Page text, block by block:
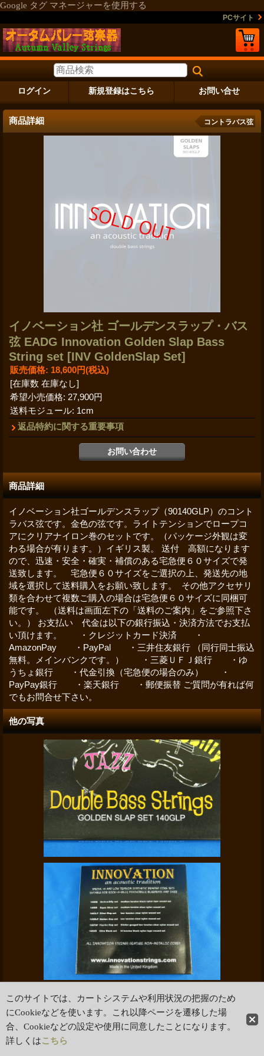
Google タグ マネージャーを使用する
PCサイト
ログイン 新規登録はこちら お問い合せ
商品詳細 コントラバス弦
イノベーション社 ゴールデンスラップ・バス
弦 EADG Innovation Golden Slap Bass
String set [INV GoldenSlap Set]
販売価格: 18,600円(税込)
[在庫数 在庫なし]
希望小売価格: 27,900円
送料モジュール: 1cm
返品特約に関する重要事項
商品詳細
イノベーション社ゴールデンスラップ（90140GLP）のコント
ラバス弦です。金色の弦です。ライトテンションでロープコ
アにクリアナイロン巻のセットです。（パッケージ外観は変
わる場合が有ります。）イギリス製。 送付 高額になります
ので、迅速・安全・確実・補償のある宅急便６０サイズで発
送致します。 宅急便６０サイズをご選択の上、発送先の地
域を選択して送料購入をお願い致します。 その他アクセサリ
類を合わせて複数ご購入の場合は宅急便６０サイズに同梱可
能です。 （送料は画面左下の「送料のご案内」をご参照下さ
い。） お支払い 代金は以下の銀行振込・決済方法でお支払
い頂けます。 ・クレジットカード決済 ・
AmazonPay ・PayPal ・三井住友銀行 （同行同士振込
無料。メインバンクです。） ・三菱ＵＦＪ銀行 ・ゆ
うちょ銀行 ・代金引換（宅急便の場合のみ） ・
PayPay銀行 ・楽天銀行 ・郵便振替 ご質問が有れば何
でもお問合せ下さい。
他の写真
ホーム | ショッピングカート
特定商取引法表示 | ご利用案内
PCサイト
Copyright (C) Autumn Valley Strings Co.. All Rights Reserved.
このサイトでは、カートシステムや利用状況の把握のため
にCookieなどを使います。これ以降ページを遷移した場
合、Cookieなどの設定や使用に同意したことになります。
詳しくはこちら